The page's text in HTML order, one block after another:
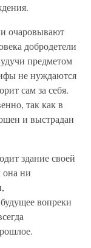
очаровывают
добродетели
предметом
не нуждаются
сам за себя.
так как в
и выстрадан
здание своей
она ни
вопреки